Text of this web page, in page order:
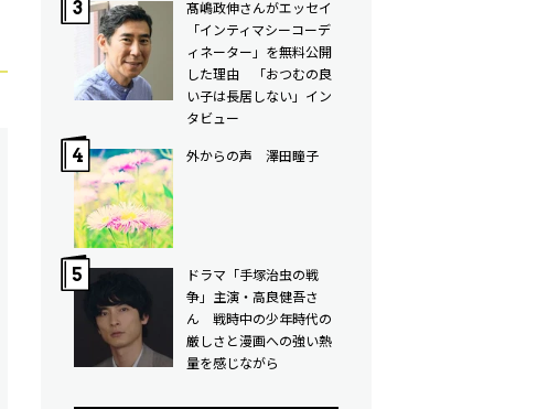
髙嶋政伸さんがエッセイ
「インティマシーコーデ
ィネーター」を無料公開
した理由 「おつむの良
い子は長居しない」イン
タビュー
外からの声 澤田瞳子
ドラマ「手塚治虫の戦
争」主演・高良健吾さ
ん 戦時中の少年時代の
厳しさと漫画への強い熱
量を感じながら